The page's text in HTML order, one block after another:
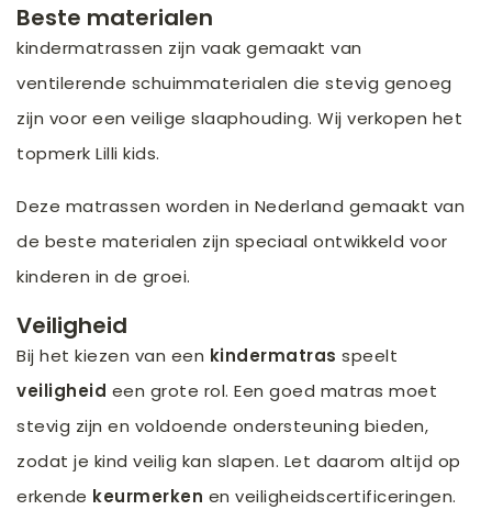
Beste materialen
kindermatrassen zijn vaak gemaakt van
ventilerende schuimmaterialen die stevig genoeg
zijn voor een veilige slaaphouding. Wij verkopen het
topmerk Lilli kids.
Deze matrassen worden in Nederland gemaakt van
de beste materialen zijn speciaal ontwikkeld voor
kinderen in de groei.
Veiligheid
Bij het kiezen van een kindermatras speelt
veiligheid een grote rol. Een goed matras moet
stevig zijn en voldoende ondersteuning bieden,
zodat je kind veilig kan slapen. Let daarom altijd op
erkende keurmerken en veiligheidscertificeringen.